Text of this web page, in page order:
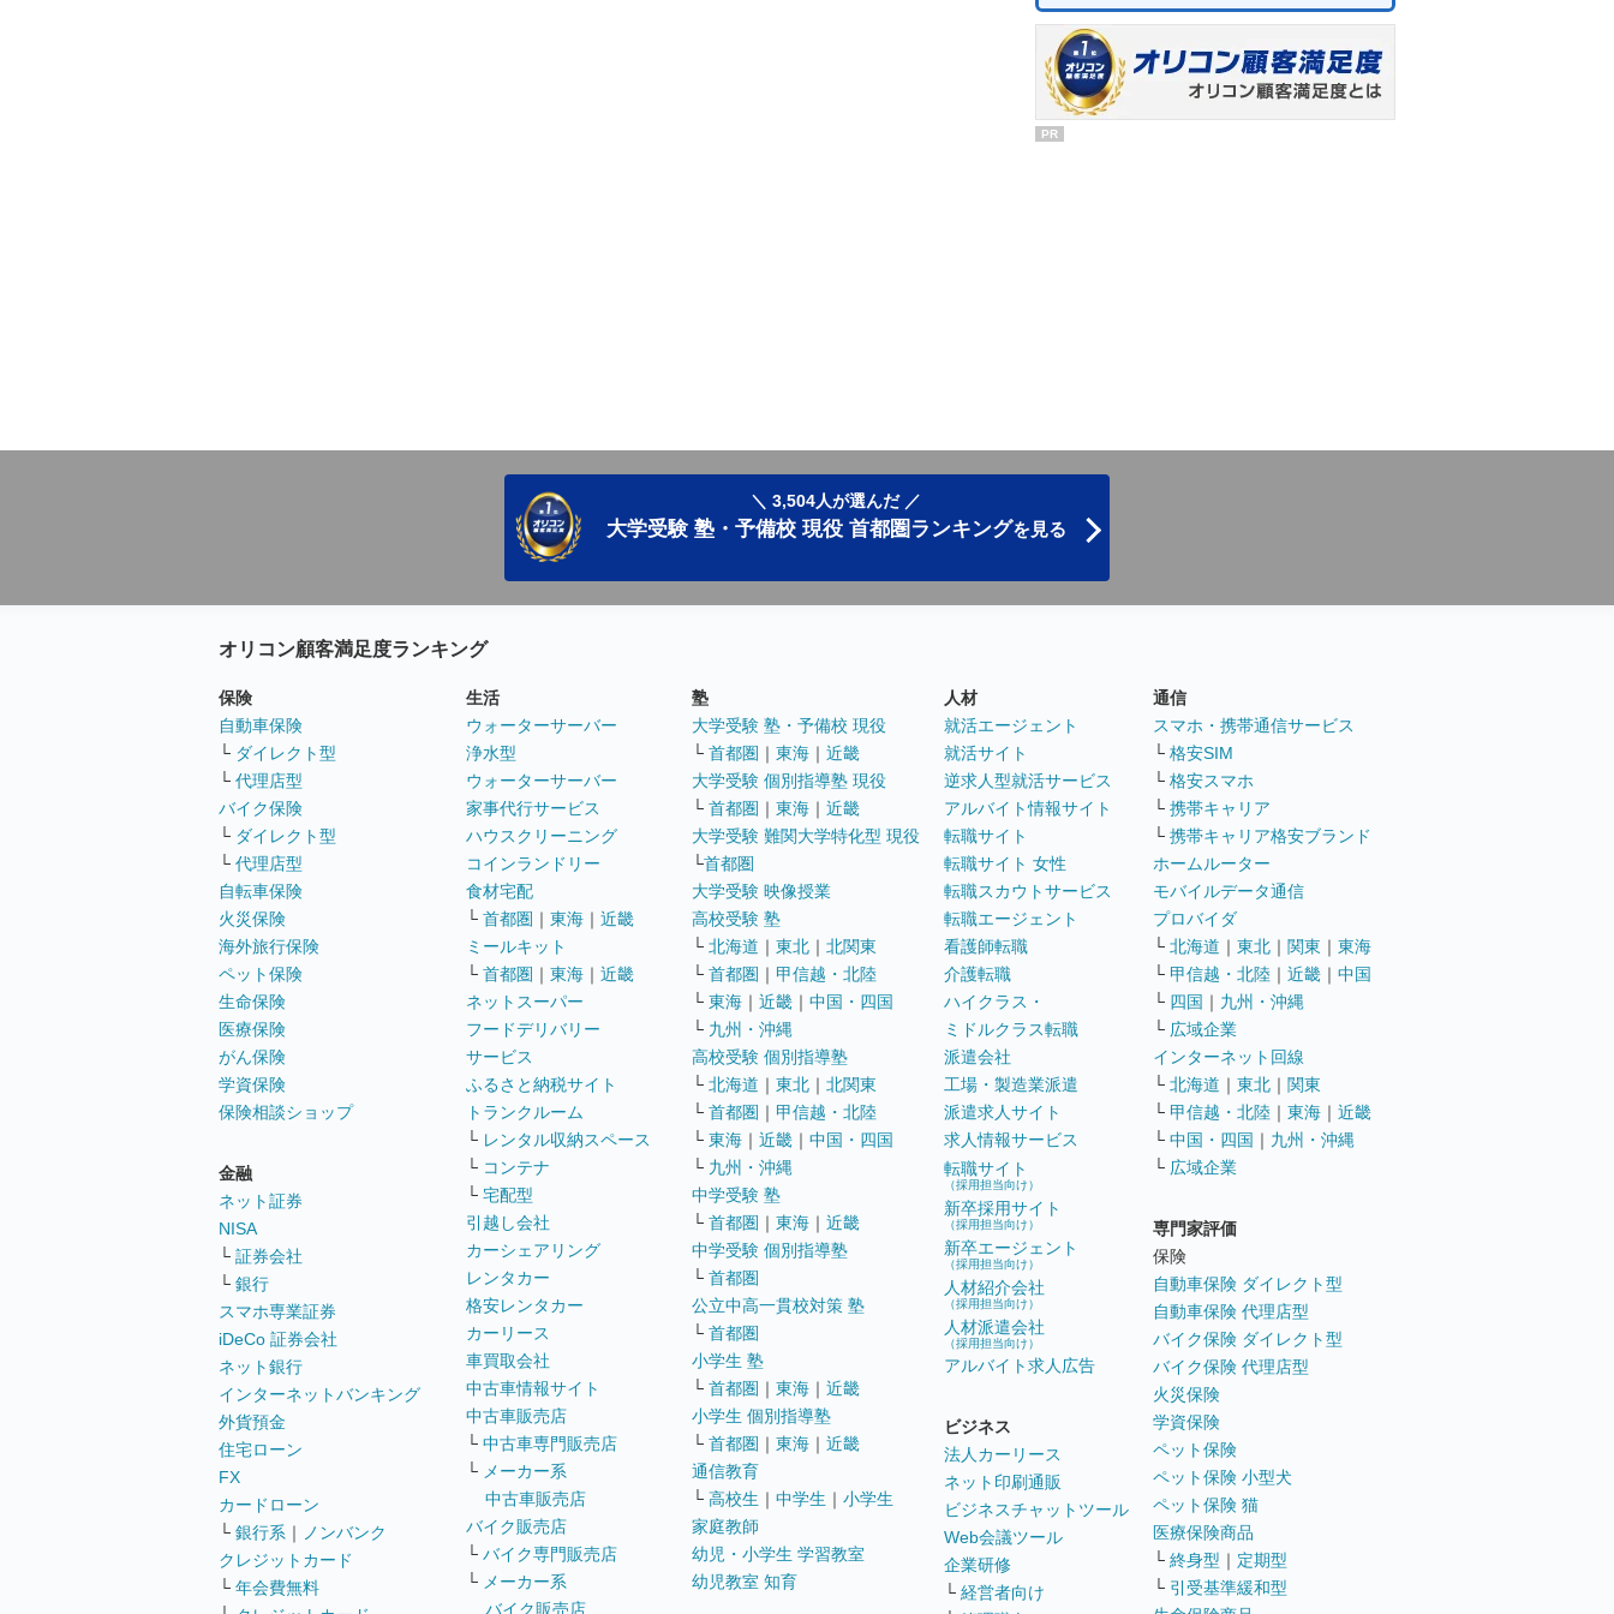
PR
＼ 3,504人が選んだ ／
大学受験 塾・予備校 現役 首都圏ランキングを見る
オリコン顧客満足度ランキング
保険
自動車保険
└ ダイレクト型
└ 代理店型
バイク保険
└ ダイレクト型
└ 代理店型
自転車保険
火災保険
海外旅行保険
ペット保険
生命保険
医療保険
がん保険
学資保険
保険相談ショップ
金融
ネット証券
NISA
└ 証券会社
└ 銀行
スマホ専業証券
iDeCo 証券会社
ネット銀行
インターネットバンキング
外貨預金
住宅ローン
FX
カードローン
└ 銀行系 ｜
ノンバンク
クレジットカード
└ 年会費無料
生活
ウォーターサーバー
浄水型
ウォーターサーバー
家事代行サービス
ハウスクリーニング
コインランドリー
食材宅配
└ 首都圏 ｜ 東海 ｜ 近畿
ミールキット
└ 首都圏 ｜ 東海 ｜ 近畿
ネットスーパー
フードデリバリー
サービス
ふるさと納税サイト
トランクルーム
└ レンタル収納スペース
└ コンテナ
└ 宅配型
引越し会社
カーシェアリング
レンタカー
格安レンタカー
カーリース
車買取会社
中古車情報サイト
中古車販売店
└ 中古車専門販売店
└ メーカー系
中古車販売店
バイク販売店
└ バイク専門販売店
└ メーカー系
バイク販売店
塾
大学受験 塾・予備校 現役
└ 首都圏 ｜ 東海 ｜ 近畿
大学受験 個別指導塾 現役
└ 首都圏 ｜ 東海 ｜ 近畿
大学受験 難関大学特化型 現役
└首都圏
大学受験 映像授業
高校受験 塾
└ 北海道 ｜ 東北 ｜ 北関東
└ 首都圏 ｜ 甲信越・北陸
└ 東海 ｜ 近畿 ｜ 中国・四国
└ 九州・沖縄
高校受験 個別指導塾
└ 北海道 ｜ 東北 ｜ 北関東
└ 首都圏 ｜ 甲信越・北陸
└ 東海 ｜ 近畿 ｜ 中国・四国
└ 九州・沖縄
中学受験 塾
└ 首都圏 ｜ 東海 ｜ 近畿
中学受験 個別指導塾
└ 首都圏
公立中高一貫校対策 塾
└ 首都圏
小学生 塾
└ 首都圏 ｜ 東海 ｜ 近畿
小学生 個別指導塾
└ 首都圏 ｜ 東海 ｜ 近畿
通信教育
└ 高校生 ｜ 中学生 ｜ 小学生
家庭教師
幼児・小学生 学習教室
幼児教室 知育
人材
就活エージェント
就活サイト
逆求人型就活サービス
アルバイト情報サイト
転職サイト
転職サイト 女性
転職スカウトサービス
転職エージェント
看護師転職
介護転職
ハイクラス・
ミドルクラス転職
派遣会社
工場・製造業派遣
派遣求人サイト
求人情報サービス
転職サイト
（採用担当向け）
新卒採用サイト
（採用担当向け）
新卒エージェント
（採用担当向け）
人材紹介会社
（採用担当向け）
人材派遣会社
（採用担当向け）
アルバイト求人広告
ビジネス
法人カーリース
ネット印刷通販
ビジネスチャットツール
Web会議ツール
企業研修
└ 経営者向け
通信
スマホ・携帯通信サービス
└ 格安SIM
└ 格安スマホ
└ 携帯キャリア
└ 携帯キャリア格安ブランド
ホームルーター
モバイルデータ通信
プロバイダ
└ 北海道 ｜ 東北 ｜ 関東 ｜ 東海
└ 甲信越・北陸 ｜ 近畿 ｜ 中国
└ 四国 ｜ 九州・沖縄
└ 広域企業
インターネット回線
└ 北海道 ｜ 東北 ｜ 関東
└ 甲信越・北陸 ｜ 東海 ｜ 近畿
└ 中国・四国 ｜ 九州・沖縄
└ 広域企業
専門家評価
保険
自動車保険 ダイレクト型
自動車保険 代理店型
バイク保険 ダイレクト型
バイク保険 代理店型
火災保険
学資保険
ペット保険
ペット保険 小型犬
ペット保険 猫
医療保険商品
└ 終身型 ｜ 定期型
└ 引受基準緩和型